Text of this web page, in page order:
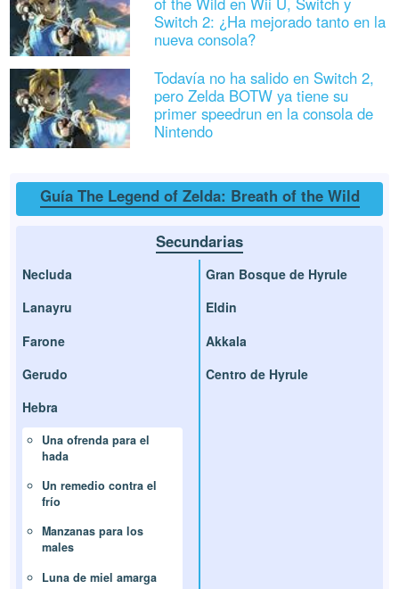
Switch 2: ¿Ha mejorado tanto en la
nueva consola?
Todavía no ha salido en Switch 2,
pero Zelda BOTW ya tiene su
primer speedrun en la consola de
Nintendo
Guía The Legend of Zelda: Breath of the Wild
Secundarias
Necluda
Lanayru
Farone
Gerudo
Hebra
Una ofrenda para el
hada
Un remedio contra el
frío
Manzanas para los
males
Luna de miel amarga
Gran Bosque de Hyrule
Eldin
Akkala
Centro de Hyrule